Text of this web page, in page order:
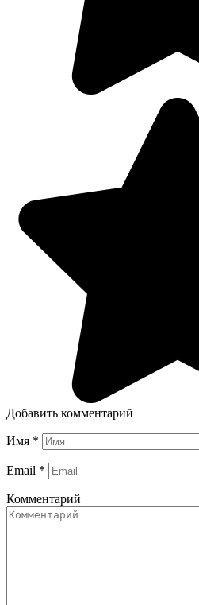
Добавить комментарий
Имя *
Email *
Комментарий